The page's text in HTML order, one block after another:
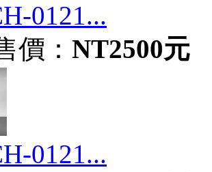
0121...
價： NT2500元
0121...